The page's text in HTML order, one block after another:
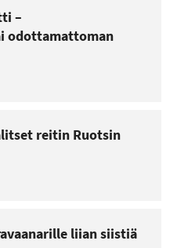
–
odottamattoman
reitin Ruotsin
liian siistiä